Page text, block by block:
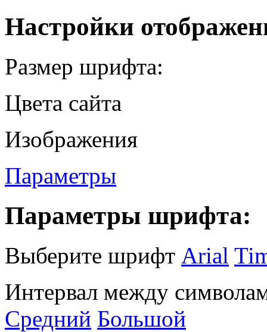
Настройки
Размер шрифта:
Цвета сайта
Изображения
Параметры
Параметры шрифта:
Выберите шрифт Arial
Интервал между
Средний Большой